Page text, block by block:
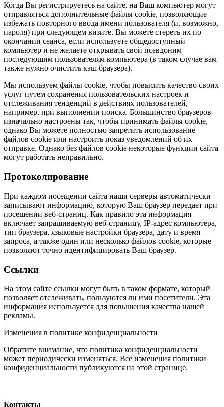
Когда Вы регистрируетесь на сайте, на Ваш компьютер могут
отправляться дополнительные файлы cookie, позволяющие
избежать повторного ввода имени пользователя (и, возможно,
пароля) при следующем визите. Вы можете стереть их по
окончании сеанса, если используете общедоступный
компьютер и не желаете открывать свой псевдоним
последующим пользователям компьютера (в таком случае вам
также нужно очистить кэш браузера).
Мы используем файлы cookie, чтобы повысить качество своих
услуг путем сохранения пользовательских настроек и
отслеживания тенденций в действиях пользователей,
например, при выполнении поиска. Большинство браузеров
изначально настроены так, чтобы принимать файлы cookie,
однако Вы можете полностью запретить использование
файлов cookie или настроить показ уведомлений об их
отправке. Однако без файлов cookie некоторые функции сайта
могут работать неправильно.
Протоколирование
При каждом посещении сайта наши серверы автоматически
записывают информацию, которую Ваш браузер передает при
посещении веб-страниц. Как правило эта информация
включает запрашиваемую веб-страницу, IP-адрес компьютера,
тип браузера, языковые настройки браузера, дату и время
запроса, а также один или несколько файлов cookie, которые
позволяют точно идентифицировать Ваш браузер.
Ссылки
На этом сайте ссылки могут быть в таком формате, который
позволяет отслеживать, пользуются ли ими посетители. Эта
информация используется для повышения качества нашей
рекламы.
Изменения в политике конфиденциальности
Обратите внимание, что политика конфиденциальности
может периодически изменяться. Все изменения политики
конфиденциальности публикуются на этой странице.
Контакты